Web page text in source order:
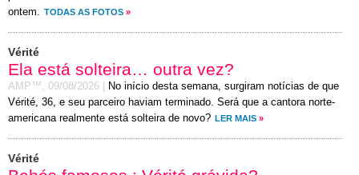
ontem. TODAS AS FOTOS »
Vérité
Ela está solteira… outra vez?
AMP™, 09/08/2026
No início desta semana, surgiram notícias de que
Vérité, 36, e seu parceiro haviam terminado. Será que a cantora norte-
americana realmente está solteira de novo? LER MAIS »
Vérité